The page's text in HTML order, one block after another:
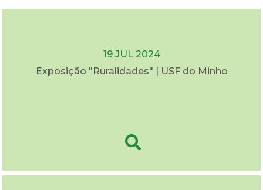
19 JUL 2024
Exposição "Ruralidades" | USF do Minho